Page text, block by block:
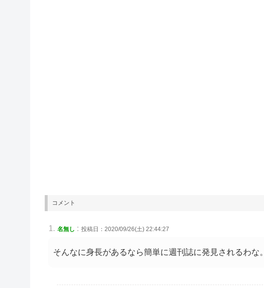
コメント
名無し : 投稿日：2020/09/26(土) 22:44:27
そんなに身長があるなら簡単に週刊誌に発見されるわな。